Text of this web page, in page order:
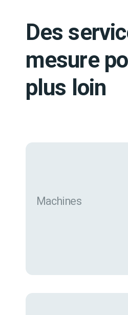
Des
mesure
plus loin
Machines